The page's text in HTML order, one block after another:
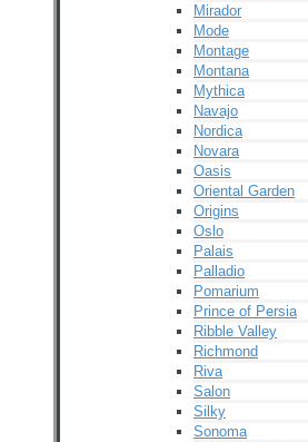
Mirador
Mode
Montage
Montana
Mythica
Navajo
Nordica
Novara
Oasis
Oriental Garden
Origins
Oslo
Palais
Palladio
Pomarium
Prince of Persia
Ribble Valley
Richmond
Riva
Salon
Silky
Sonoma